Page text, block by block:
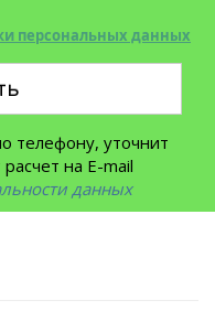
персональных данных
телефону, уточнит
на E-mail
данных